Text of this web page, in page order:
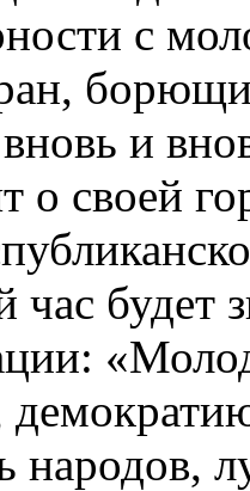
с
и
о своей
будет
народов,